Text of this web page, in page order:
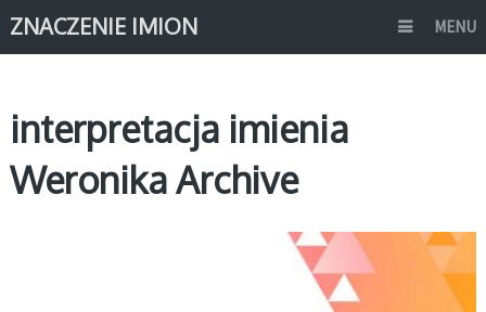
ZNACZENIE IMION MENU
interpretacja imienia
Weronika Archive